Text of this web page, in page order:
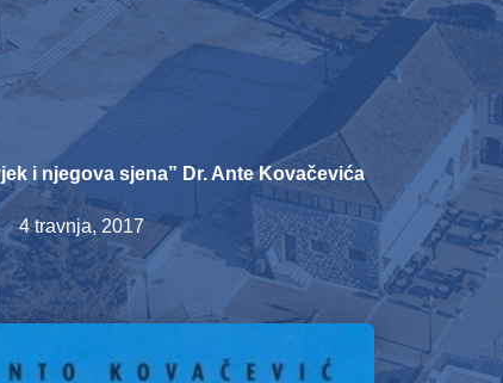
i njegova sjena” Dr. Ante Kovačevića
4 travnja, 2017